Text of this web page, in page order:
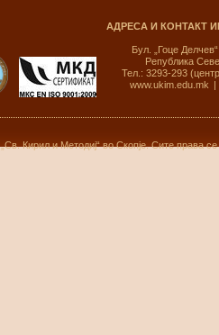
АДРЕСА И КОНТАКТ
Бул. „Гоце
Република
Тел.: 3293-293
www.ukim.edu.mk |
Кирил и Методиј“ во Скопје. Сите права